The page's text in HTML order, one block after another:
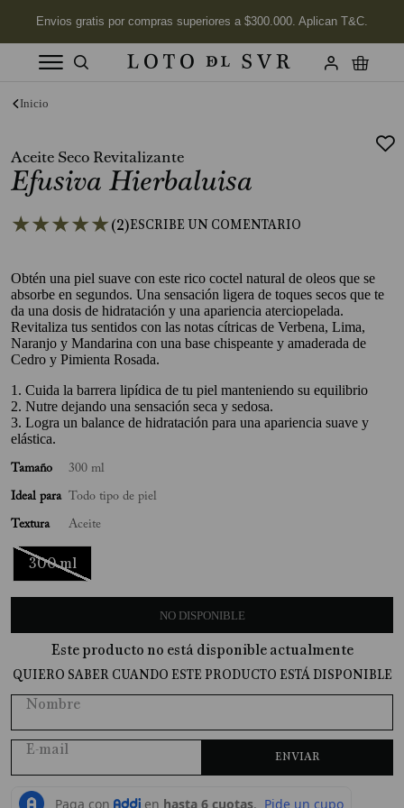
Aceite Seco Revitalizante
Efusiva Hierbaluisa
★★★★★ (2)
Obtén una piel suave con este rico coctel natural de oleos que se
absorbe en segundos. Una sensación ligera de toques secos que te
da una dosis de hidratación y una apariencia aterciopelada.
Revitaliza tus sentidos con las notas cítricas de Verbena, Lima,
Naranjo y Mandarina con una base chispeante y amaderada de
Cedro y Pimienta Rosada.
1. Cuida la barrera lipídica de tu piel manteniendo su equilibrio
2. Nutre dejando una sensación seca y sedosa.
3. Logra un balance de hidratación para una apariencia suave y
elástica.
Tamaño 300 ml
Ideal para Todo tipo de piel
Textura Aceite
300 ml
NO DISPONIBLE
Este producto no está disponible actualmente
QUIERO SABER CUANDO ESTE PRODUCTO ESTÁ DISPONIBLE
ENVIAR
Términos más buscados
2. Jabon
4. Velas
6. Kits
7. Jabón Cuerpo
8. Desodorante
9 . Mimosa
10. Perfume